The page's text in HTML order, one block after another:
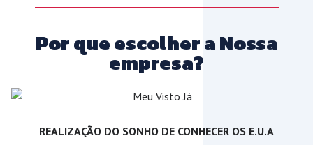
Por que escolher a Nossa
empresa?
REALIZAÇÃO DO SONHO DE CONHECER OS E.U.A